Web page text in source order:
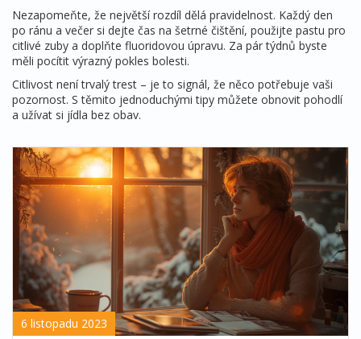
Nezapomeňte, že největší rozdíl dělá pravidelnost. Každý den
po ránu a večer si dejte čas na šetrné čištění, použijte pastu pro
citlivé zuby a doplňte fluoridovou úpravu. Za pár týdnů byste
měli pocítit výrazný pokles bolesti.
Citlivost není trvalý trest – je to signál, že něco potřebuje vaši
pozornost. S těmito jednoduchými tipy můžete obnovit pohodlí
a užívat si jídla bez obav.
6 listopadu 2023